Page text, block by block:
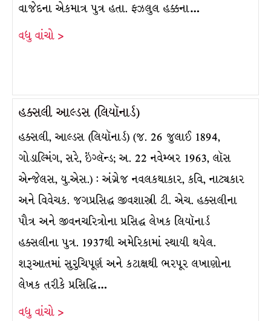
વાજેદના એકમાત્ર પુત્ર હતા. ફઝલુલ હક્કના…
વધુ વાંચો >
હક્સલી આલ્ડસ (લિયૉનાર્ડ)
હક્સલી, આલ્ડસ (લિયૉનાર્ડ) (જ. 26 જુલાઈ 1894,
ગોડાલ્મિંગ, સરે, ઇંગ્લૅન્ડ; અ. 22 નવેમ્બર 1963, લૉસ
એન્જેલસ, યુ.એસ.) : અંગ્રેજ નવલકથાકાર, કવિ, નાટ્યકાર
અને વિવેચક. જગપ્રસિદ્ધ જીવશાસ્ત્રી ટી. એચ. હક્સલીના
પૌત્ર અને જીવનચરિત્રોના પ્રસિદ્ધ લેખક લિયૉનાર્ડ
હક્સલીના પુત્ર. 1937થી અમેરિકામાં સ્થાયી થયેલ.
શરૂઆતમાં સુરુચિપૂર્ણ અને કટાક્ષથી ભરપૂર લખાણોના
લેખક તરીકે પ્રસિદ્ધિ…
વધુ વાંચો >